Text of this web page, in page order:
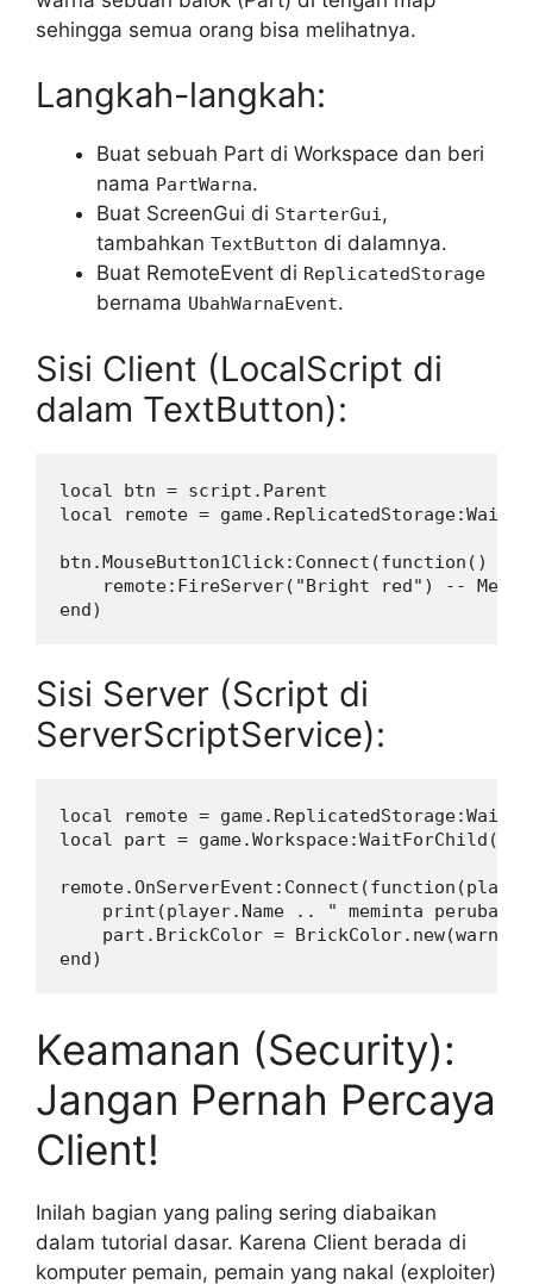
sehingga semua orang bisa melihatnya.
Langkah-langkah:
Buat sebuah Part di Workspace dan beri
nama PartWarna.
Buat ScreenGui di StarterGui,
tambahkan TextButton di dalamnya.
Buat RemoteEvent di ReplicatedStorage
bernama UbahWarnaEvent.
Sisi Client (LocalScript di
dalam TextButton):
local btn = script.Parent
local remote =
btn.MouseButton1Click:Connect(function()
remote:FireServer("Bright red") --
Sisi Server (Script di
ServerScriptService):
local remote =
local part =
print(player.Name .. " meminta
part.BrickColor =
Keamanan (Security):
Jangan Pernah Percaya
Client!
Inilah bagian yang paling sering diabaikan
dalam tutorial dasar. Karena Client berada di
komputer pemain, pemain yang nakal (exploiter)